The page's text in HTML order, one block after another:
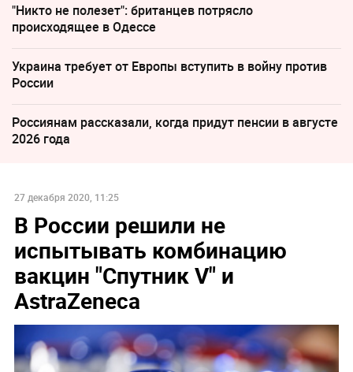
"Никто не полезет": британцев потрясло
происходящее в Одессе
Украина требует от Европы вступить в войну против
России
Россиянам рассказали, когда придут пенсии в августе
2026 года
27 декабря 2020, 11:25
В России решили не
испытывать комбинацию
вакцин "Спутник V" и
AstraZeneca